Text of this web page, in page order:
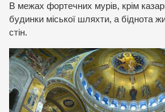
В межах фортечних мурів, крім
будинки міської шляхти, а біднота
стін.